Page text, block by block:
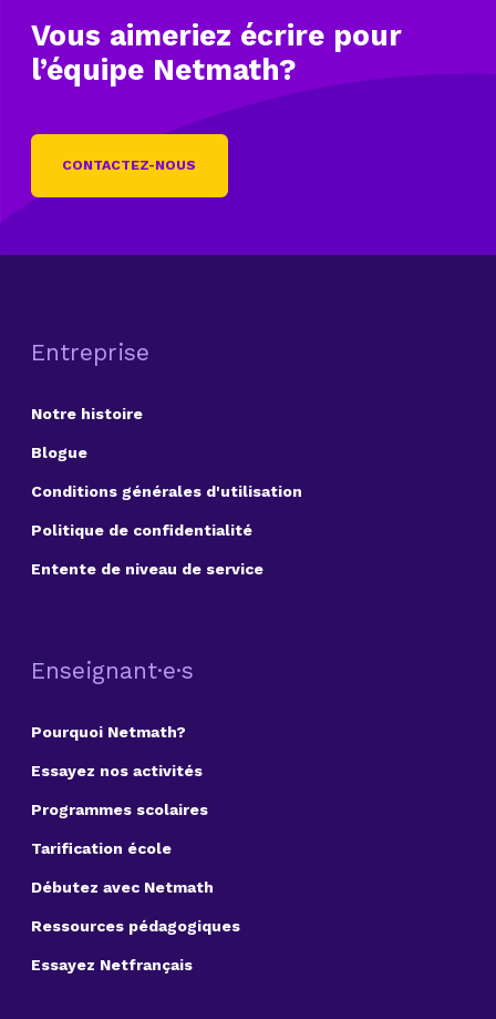
Vous aimeriez écrire pour
l’équipe Netmath?
CONTACTEZ-NOUS
Entreprise
Notre histoire
Blogue
Conditions générales d'utilisation
Politique de confidentialité
Entente de niveau de service
Enseignant·e·s
Pourquoi Netmath?
Essayez nos activités
Programmes scolaires
Tarification école
Débutez avec Netmath
Ressources pédagogiques
Essayez Netfrançais